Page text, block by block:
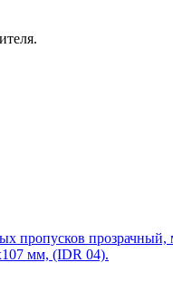
пропусков прозрачный,
мм, (IDR 04).